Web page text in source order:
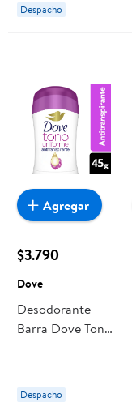
Despacho
$3.790
Dove
Desodorante
Barra Dove Tono
Despacho
Agregar